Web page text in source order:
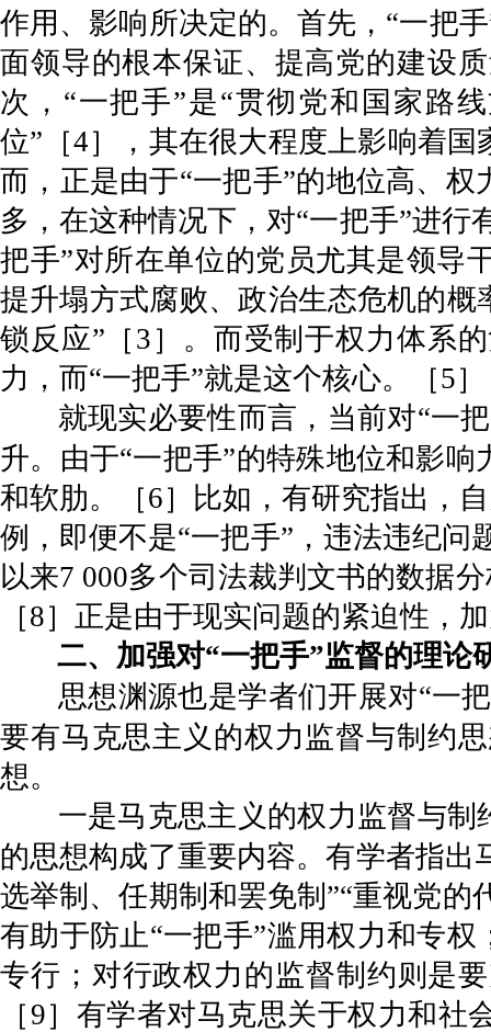
作用、影响所决定的。首先，“一把
面领导的根本保证、提高党的建设
次，“一把手”是“贯彻党和国家路
位”［4］，其在很大程度上影响着
而，正是由于“一把手”的地位高、
多，在这种情况下，对“一把手”进
把手”对所在单位的党员尤其是领导
提升塌方式腐败、政治生态危机的概
锁反应”［3］。而受制于权力体系
力，而“一把手”就是这个核心。［5］
就现实必要性而言，当前对“一
升。由于“一把手”的特殊地位和影
和软肋。［6］比如，有研究指出，
例，即便不是“一把手”，违法违纪问
以来7 000多个司法裁判文书的数据
［8］正是由于现实问题的紧迫性，
二、加强对“一把手”监督的理论
思想渊源也是学者们开展对“一
要有马克思主义的权力监督与制约
想。
一是马克思主义的权力监督与
的思想构成了重要内容。有学者指出
选举制、任期制和罢免制”“重视党的
有助于防止“一把手”滥用权力和专
专行；对行政权力的监督制约则是
［9］有学者对马克思关于权力和